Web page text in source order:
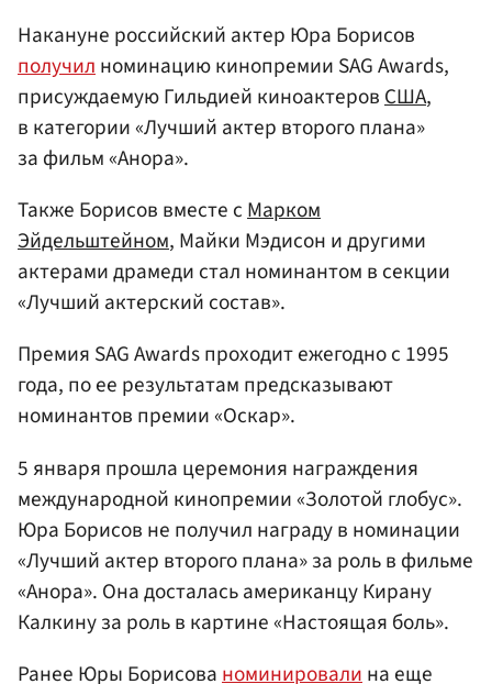
Накануне российский актер Юра Борисов
получилноминацию кинопремии SAG Awards,
присуждаемую Гильдией киноактеровСША,
в категории «Лучший актер второго плана»
за фильм «Анора».
Также Борисов вместе сМарком
Эйдельштейном, Майки Мэдисон и другими
актерами драмеди стал номинантом в секции
«Лучший актерский состав».
Премия SAG Awards проходит ежегодно с 1995
года, по ее результатам предсказывают
номинантов премии «Оскар».
5 января прошла церемония награждения
международной кинопремии «Золотой глобус».
Юра Борисов не получил награду в номинации
«Лучший актер второго плана» за роль в фильме
«Анора». Она досталась американцу Кирану
Калкину за роль в картине «Настоящая боль».
Ранее Юры Борисованоминировалина еще